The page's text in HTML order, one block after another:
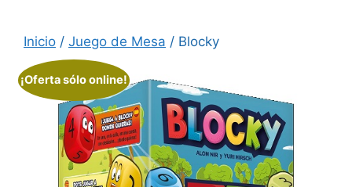
Inicio / Juego de Mesa / Blocky
¡Oferta sólo online!